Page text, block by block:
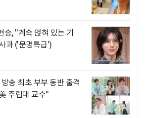
승, "계속 얹혀 있는 기
과 ('문명특급')
송 최초 부부 동반 출격
주립대 교수"